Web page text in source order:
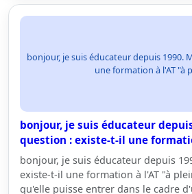
bonjour, je suis éducateur depuis 1990.
une formation à l'AT "à
bonjour, je suis éducateur
question : existe-t-il une
bonjour, je suis éducateur depuis
existe-t-il une formation à l'AT "à
qu'elle puisse entrer dans le cadre